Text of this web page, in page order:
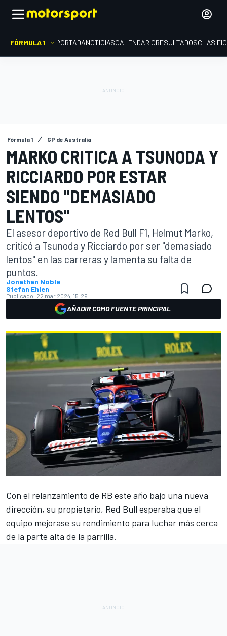
FÓRMULA 1 PORTADANOTICIASCALENDARIORESULTADOS
Fórmula 1 GP de Australia
MARKO CRITICA A TSUNODA Y
RICCIARDO POR ESTAR
SIENDO "DEMASIADO
LENTOS"
El asesor deportivo de Red Bull F1, Helmut Marko,
criticó a Tsunoda y Ricciardo por ser "demasiado
lentos" en las carreras y lamenta su falta de
puntos.
Jonathan Noble
Stefan Ehlen
Publicado: 22 mar 2024, 15:29
AÑADIR COMO FUENTE PRINCIPAL
Con el relanzamiento de RB este año bajo una nueva
dirección, su propietario, Red Bull esperaba que el
equipo mejorase su rendimiento para luchar más cerca
de la parte alta de la parrilla.